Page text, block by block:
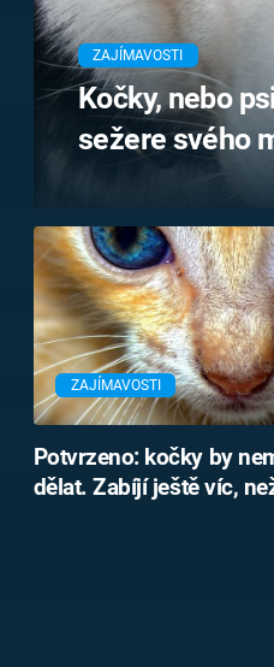
ZAJÍMAVOSTI
Kočky, nebo
sežere svého
ZAJÍMAVOSTI
Potvrzeno: kočky by
dělat. Zabíjí ještě víc,